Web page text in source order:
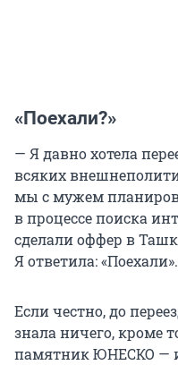
«Поехали?»
— Я давно хотела
всяких
мы с мужем
в процессе поиска
сделали оффер в
Я ответила: «Поехали».
Если честно, до
знала ничего, кроме
памятник ЮНЕСКО —